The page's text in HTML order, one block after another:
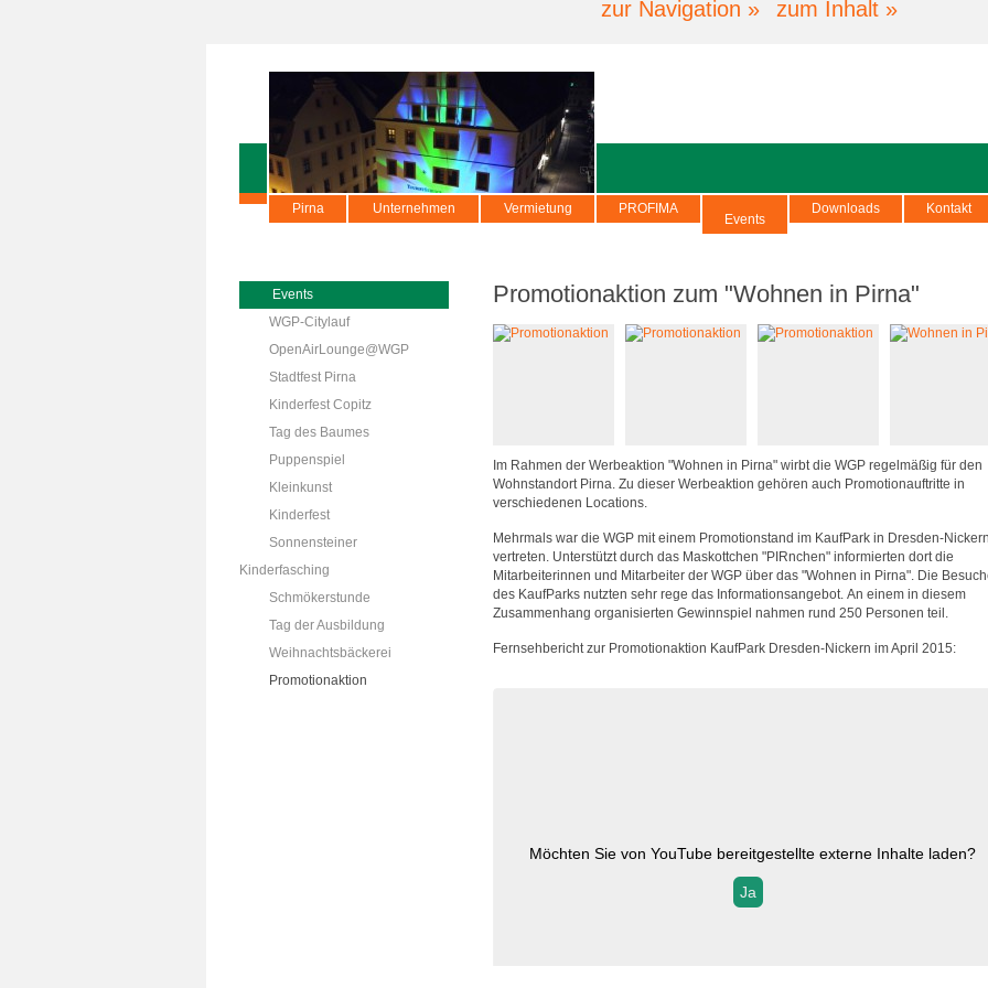
zur Navigation » zum Inhalt »
Pirna Unternehmen Vermietung PROFIMA
Events
Downloads Kontakt
Events
WGP-Citylauf
OpenAirLounge@WGP
Stadtfest Pirna
Kinderfest Copitz
Tag des Baumes
Puppenspiel
Kleinkunst
Kinderfest
Sonnensteiner
Kinderfasching
Schmökerstunde
Tag der Ausbildung
Weihnachtsbäckerei
Promotionaktion
Promotionaktion zum "Wohnen in Pirna"
Im Rahmen der Werbeaktion "Wohnen in Pirna" wirbt die WGP regelmäßig für den
Wohnstandort Pirna. Zu dieser Werbeaktion gehören auch Promotionauftritte in
verschiedenen Locations.
Mehrmals war die WGP mit einem Promotionstand im KaufPark in Dresden-
vertreten. Unterstützt durch das Maskottchen "PIRnchen" informierten dort die
Mitarbeiterinnen und Mitarbeiter der WGP über das "Wohnen in Pirna". Die
des KaufParks nutzten sehr rege das Informationsangebot. An einem in diesem
Zusammenhang organisierten Gewinnspiel nahmen rund 250 Personen teil.
Fernsehbericht zur Promotionaktion KaufPark Dresden-Nickern im April 2015:
Möchten Sie von YouTubebereitgestellte externe Inhalte laden?
Ja